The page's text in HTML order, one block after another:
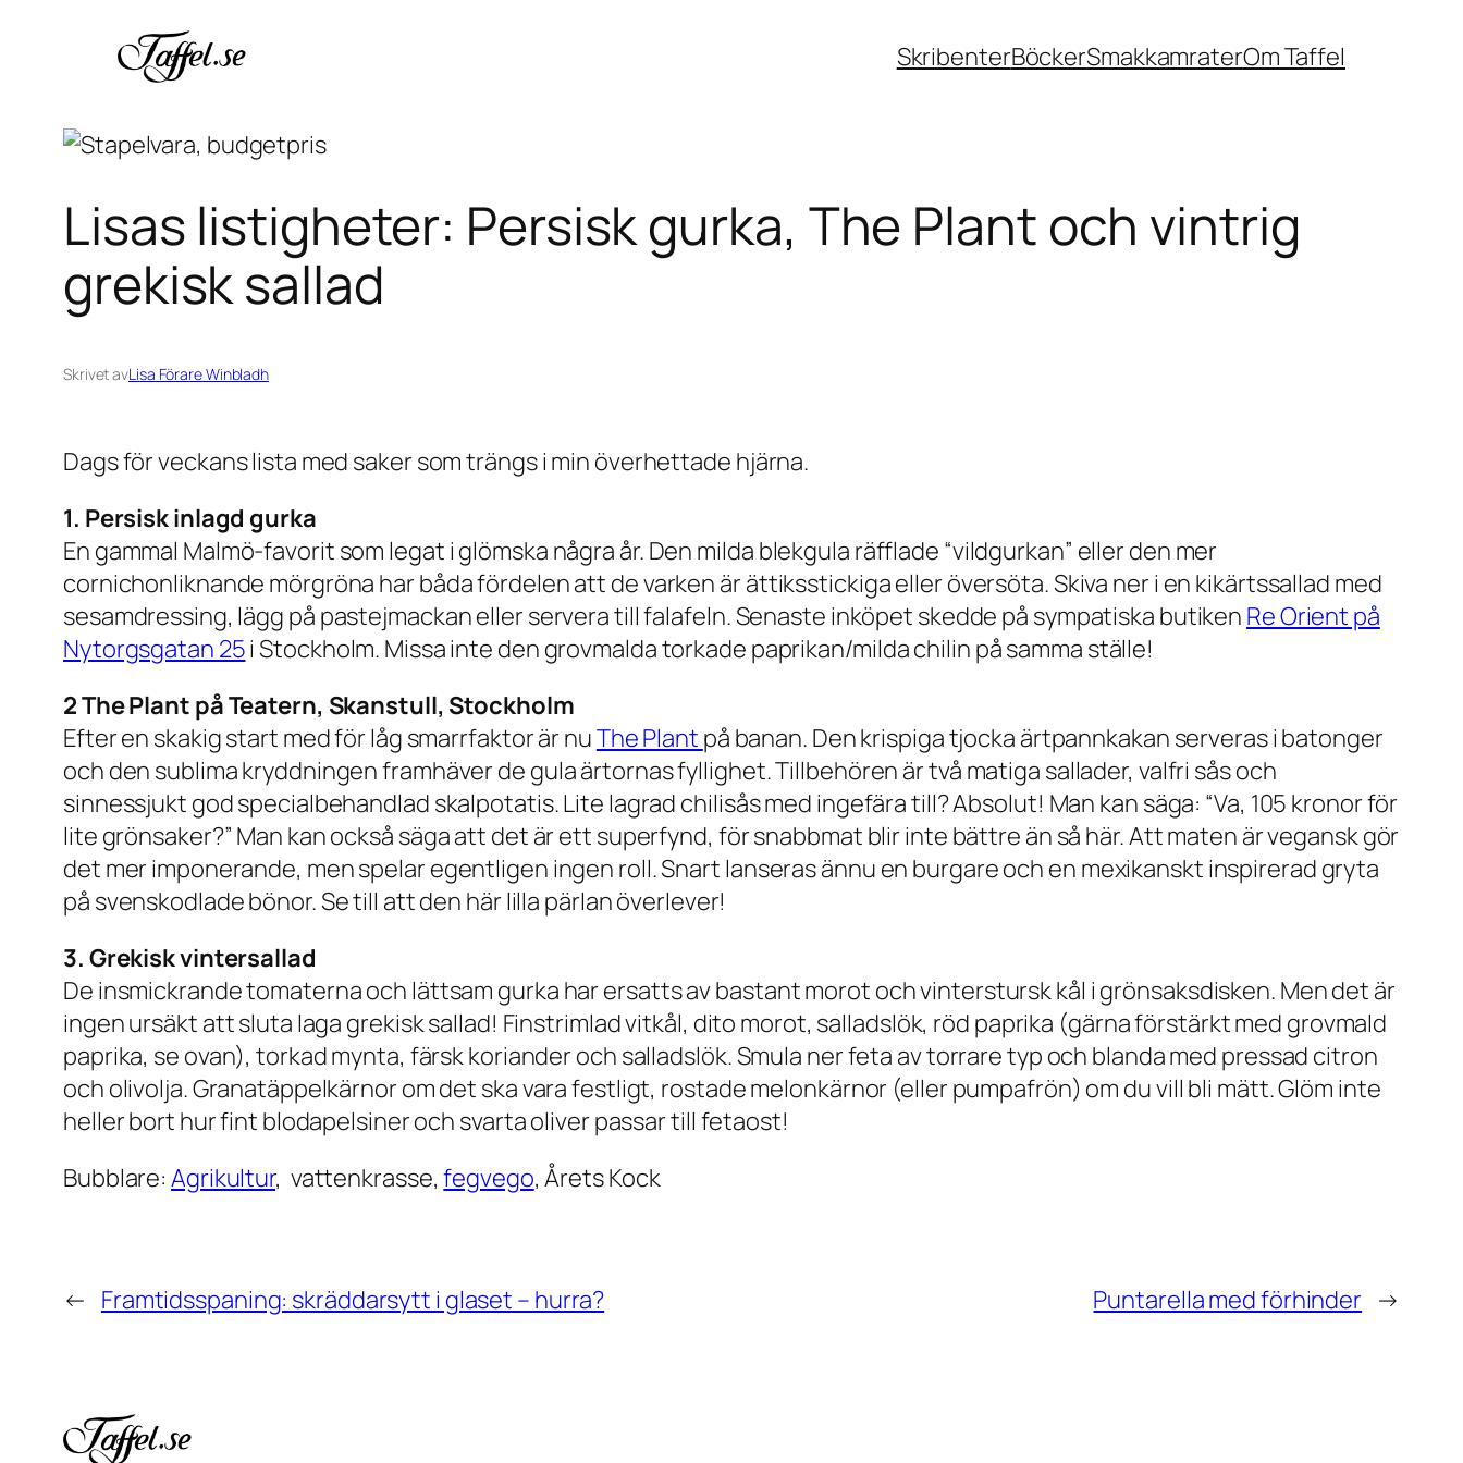
SkribenterBöckerSmakkamraterOm Taffel
Lisas listigheter: Persisk gurka, The Plant och vintrig
grekisk sallad
Skrivet avLisa Förare Winbladh
Dags för veckans lista med saker som trängs i min överhettade hjärna.
1. Persisk inlagd gurka
En gammal Malmö-favorit som legat i glömska några år. Den milda blekgula räfflade “vildgurkan” eller den mer
cornichonliknande mörgröna har båda fördelen att de varken är ättiksstickiga eller översöta. Skiva ner i en kikärtssallad med
sesamdressing, lägg på pastejmackan eller servera till falafeln. Senaste inköpet skedde på sympatiska butiken Re Orient på
Nytorgsgatan 25i Stockholm. Missa inte den grovmalda torkade paprikan/milda chilin på samma ställe!
2 The Plant på Teatern, Skanstull, Stockholm
Efter en skakig start med för låg smarrfaktor är nuThe Plant på banan. Den krispiga tjocka ärtpannkakan serveras i batonger
och den sublima kryddningen framhäver de gula ärtornas fyllighet. Tillbehören är två matiga sallader, valfri sås och
sinnessjukt god specialbehandlad skalpotatis. Lite lagrad chilisås med ingefära till? Absolut! Man kan säga: “Va, 105 kronor för
lite grönsaker?” Man kan också säga att det är ett superfynd, för snabbmat blir inte bättre än så här. Att maten är vegansk gör
det mer imponerande, men spelar egentligen ingen roll. Snart lanseras ännu en burgare och en mexikanskt inspirerad gryta
på svenskodlade bönor. Se till att den här lilla pärlan överlever!
3. Grekisk vintersallad
De insmickrande tomaterna och lättsam gurka har ersatts av bastant morot och vinterstursk kål i grönsaksdisken. Men det är
ingen ursäkt att sluta laga grekisk sallad! Finstrimlad vitkål, dito morot, salladslök, röd paprika (gärna förstärkt med grovmald
paprika, se ovan), torkad mynta, färsk koriander och salladslök. Smula ner feta av torrare typ och blanda med pressad citron
och olivolja. Granatäppelkärnor om det ska vara festligt, rostade melonkärnor (eller pumpafrön) om du vill bli mätt. Glöm inte
heller bort hur fint blodapelsiner och svarta oliver passar till fetaost!
Bubblare:Agrikultur, vattenkrasse,fegvego, Årets Kock
← Framtidsspaning: skräddarsytt i glaset – hurra? Puntarella med förhinder →